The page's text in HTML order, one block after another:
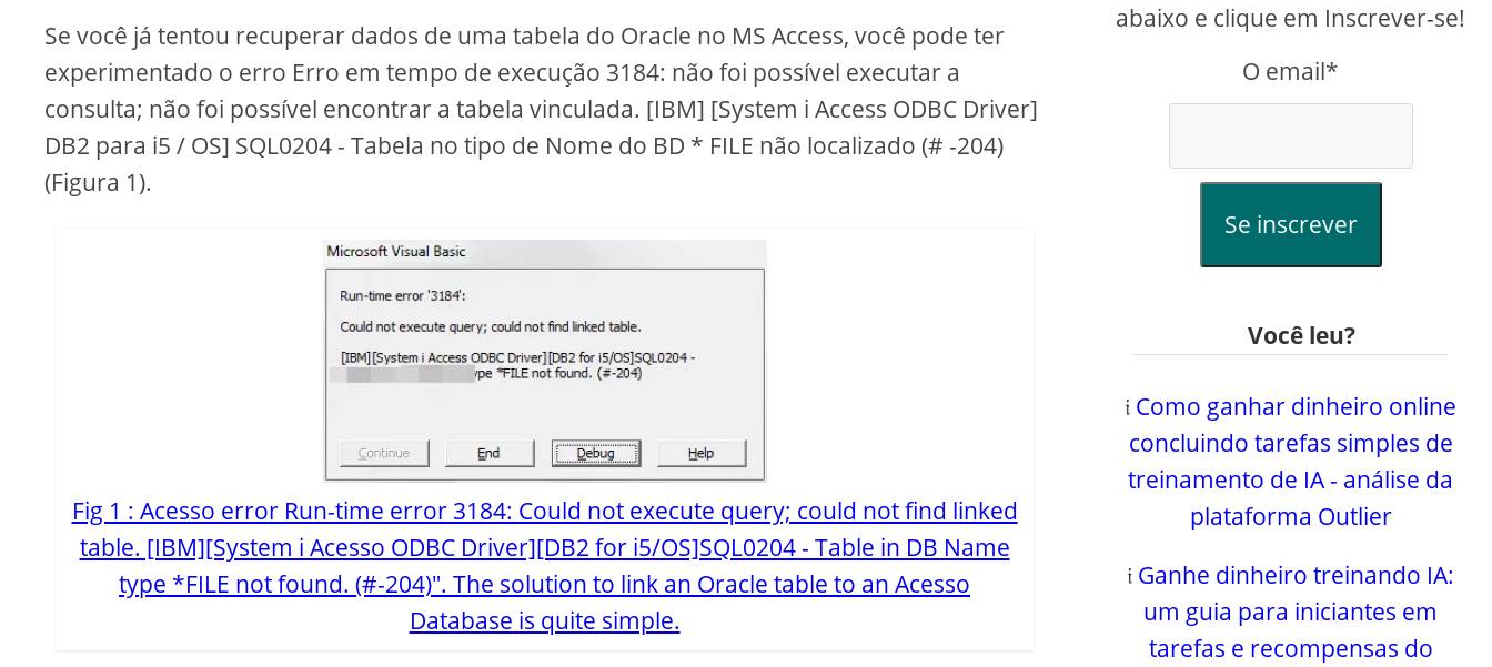
d
e
o
Se você já tentou recuperar dados de uma tabela do Oracle no MS Access, você pode ter
experimentado o erro Erro em tempo de execução 3184: não foi possível executar a
consulta; não foi possível encontrar a tabela vinculada. [IBM] [System i Access ODBC Driver]
DB2 para i5 / OS] SQL0204 - Tabela no tipo de Nome do BD * FILE não localizado (# -204)
(Figura 1).
Fig 1 : Acesso error Run-time error 3184: Could not execute query; could not find linked
table. [IBM][System i Acesso ODBC Driver][DB2 for i5/OS]SQL0204 - Table in DB Name
type *FILE not found. (#-204)". The solution to link an Oracle table to an Acesso
Database is quite simple.
abaixo e clique em Inscrever-se!
O email*
Se inscrever
Você leu?
𝔦 Como ganhar dinheiro online
concluindo tarefas simples de
treinamento de IA - análise da
plataforma Outlier
𝔦 Ganhe dinheiro treinando IA:
um guia para iniciantes em
tarefas e recompensas do